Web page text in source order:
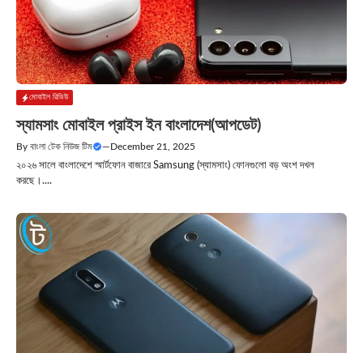
মোবাইল রিভিউ
স্যামসাং মোবাইল প্রাইস ইন বাংলাদেশ(আপডেট)
By বাংলা টেক নিউজ টিম —December 21, 2025
২০২৬ সালে বাংলাদেশে স্মার্টফোন বাজারে Samsung (স্যামসাং) ফোনগুলো বড় অংশ দখল
করছে।....